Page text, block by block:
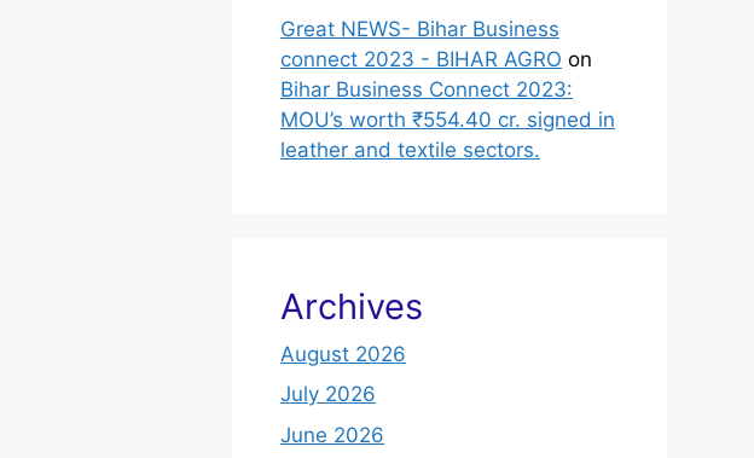
Great NEWS- Bihar Business
connect 2023 - BIHAR AGRO on
Bihar Business Connect 2023:
MOU’s worth ₹554.40 cr. signed in
leather and textile sectors.
Archives
August 2026
July 2026
June 2026